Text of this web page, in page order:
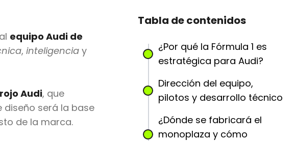
Tabla de contenidos
¿Por qué la Fórmula 1 es
estratégica para Audi?
Dirección del equipo,
pilotos y desarrollo técnico
¿Dónde se fabricará el
monoplaza y cómo
equipo Audi de
, inteligencia y
rojo Audi, que
diseño será la base
de la marca.